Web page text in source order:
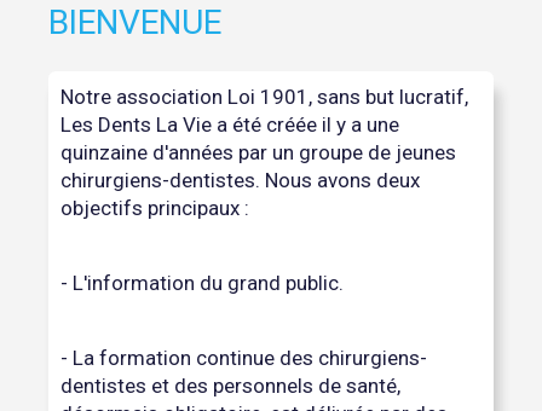
BIENVENUE
Notre association Loi 1901, sans but lucratif,
Les Dents La Vie a été créée il y a une
quinzaine d'années par un groupe de jeunes
chirurgiens-dentistes. Nous avons deux
objectifs principaux :
- L'information du grand public.
- La formation continue des chirurgiens-
dentistes et des personnels de santé,